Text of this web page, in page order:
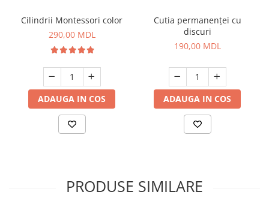
Cilindrii Montessori color
290,00 MDL
ADAUGA IN COS
Cutia permanenței cu
discuri
190,00 MDL
ADAUGA IN COS
PRODUSE SIMILARE